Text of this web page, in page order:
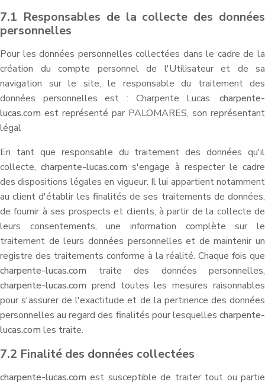
7.1 Responsables de la collecte des données
personnelles
Pour les données personnelles collectées dans le cadre de la
création du compte personnel de l'Utilisateur et de sa
navigation sur le site, le responsable du traitement des
données personnelles est : Charpente Lucas. charpente-
lucas.com est représenté par PALOMARES, son représentant
légal
En tant que responsable du traitement des données qu'il
collecte,charpente-lucas.com s'engage à respecter le cadre
des dispositions légales en vigueur. Il lui appartient notamment
au client d'établir les finalités de ses traitements de données,
de fournir à ses prospects et clients, à partir de la collecte de
leurs consentements, une information complète sur le
traitement de leurs données personnelles et de maintenir un
registre des traitements conforme à la réalité. Chaque fois que
charpente-lucas.com traite des données personnelles,
charpente-lucas.com prend toutes les mesures raisonnables
pour s'assurer de l'exactitude et de la pertinence des données
personnelles au regard des finalités pour lesquelles charpente-
lucas.com les traite.
7.2 Finalité des données collectées
charpente-lucas.com est susceptible de traiter tout ou partie